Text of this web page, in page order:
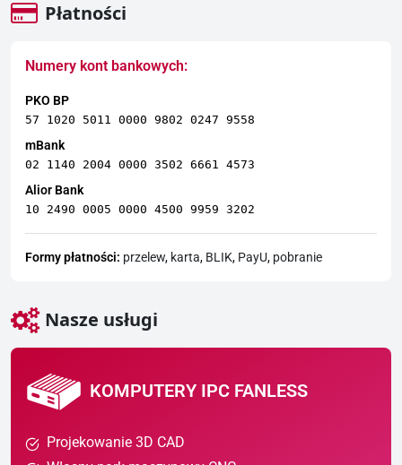
Płatności
Numery kont bankowych:
PKO BP
57 1020 5011 0000 9802 0247 9558
mBank
02 1140 2004 0000 3502 6661 4573
Alior Bank
10 2490 0005 0000 4500 9959 3202
Formy płatności: przelew, karta, BLIK, PayU, pobranie
Nasze usługi
KOMPUTERY IPC FANLESS
Projekowanie 3D CAD